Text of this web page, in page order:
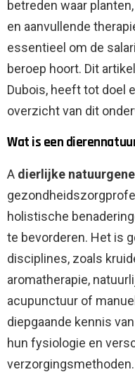
betreden waar
en aanvullende
essentieel om de
beroep hoort. Dit
Dubois, heeft tot doel
overzicht van dit
Wat is een
A dierlijke
holistische
te bevorderen. Het is
disciplines, zoals
aromatherapie,
acupunctuur of
diepgaande kennis
hun fysiologie en
verzorgingsmethoden.